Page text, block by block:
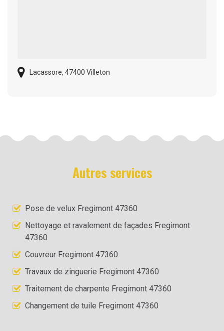
Lacassore, 47400 Villeton
Autres services
Pose de velux Fregimont 47360
Nettoyage et ravalement de façades Fregimont
47360
Couvreur Fregimont 47360
Travaux de zinguerie Fregimont 47360
Traitement de charpente Fregimont 47360
Changement de tuile Fregimont 47360